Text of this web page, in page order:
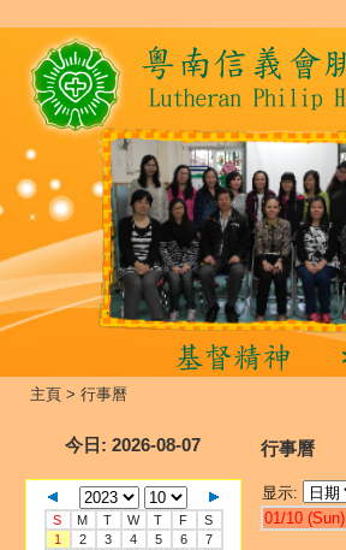
主頁 > 行事曆
今日 : 2026-08-07
S M T W T F
S
1
2 3 4 5 6
7
行事曆
显示:
01/10 (Sun)